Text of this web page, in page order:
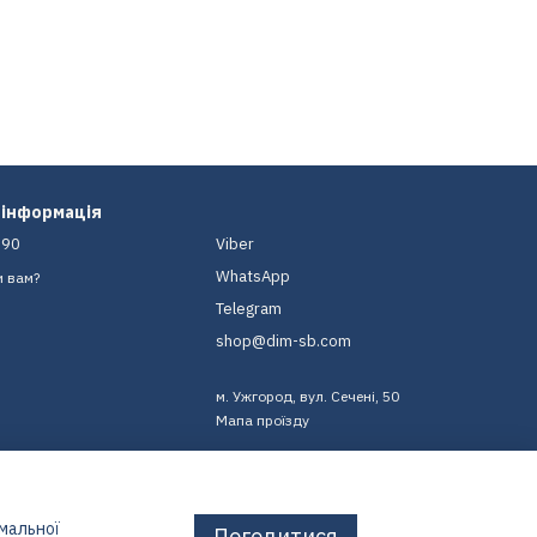
вам?
Viber
WhatsApp
Telegram
shop@dim-sb.com
м. Ужгород, вул. Сечені, 50
Мапа проїзду